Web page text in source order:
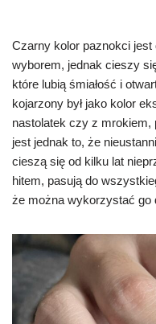
Czarny kolor paznokci
wyborem, jednak cieszy
które lubią śmiałość i
kojarzony był jako kolor
nastolatek czy z mrokiem,
jest jednak to, że
cieszą się od kilku lat
hitem, pasują do
że można wykorzystać go